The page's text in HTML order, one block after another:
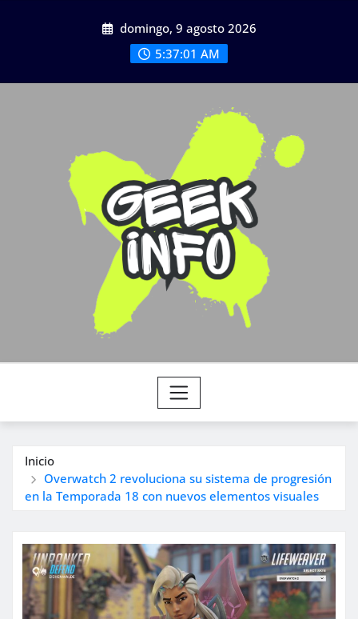
domingo, 9 agosto 2026
5:37:01 AM
Inicio
Overwatch 2 revoluciona su sistema de progresión
en la Temporada 18 con nuevos elementos visuales